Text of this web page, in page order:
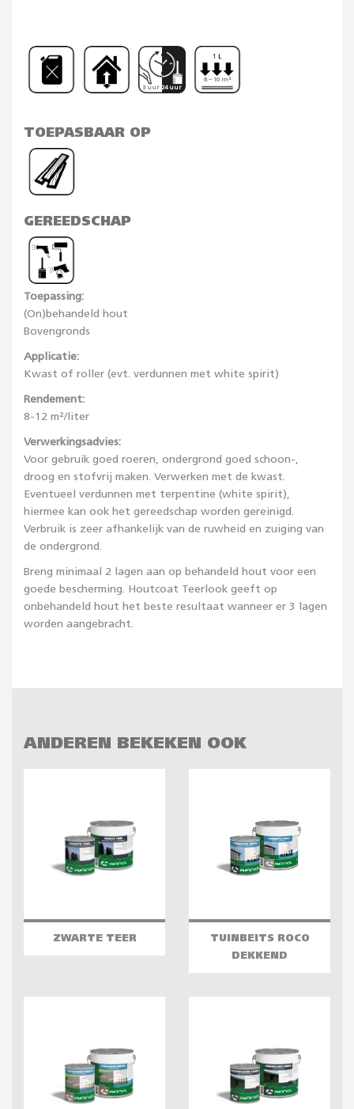
3 uur 24 uur
8 – 10 m²
TOEPASBAAR OP
GEREEDSCHAP
Toepassing:
(On)behandeld hout
Bovengronds
Applicatie:
Kwast of roller (evt. verdunnen met white spirit)
Rendement:
8-12 m²/liter
Verwerkingsadvies:
Voor gebruik goed roeren, ondergrond goed schoon-,
droog en stofvrij maken. Verwerken met de kwast.
Eventueel verdunnen met terpentine (white spirit),
hiermee kan ook het gereedschap worden gereinigd.
Verbruik is zeer afhankelijk van de ruwheid en zuiging van
de ondergrond.
Breng minimaal 2 lagen aan op behandeld hout voor een
goede bescherming. Houtcoat Teerlook geeft op
onbehandeld hout het beste resultaat wanneer er 3 lagen
worden aangebracht.
ANDEREN BEKEKEN OOK
ZWARTE TEER
TUINBEITS ROCO
DEKKEND